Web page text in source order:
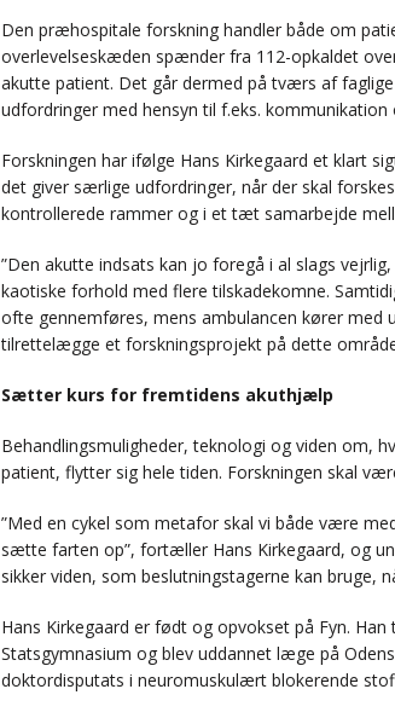
Den præhospitale forskning handler både om
overlevelseskæden spænder fra 112-opkaldet
akutte patient. Det går dermed på tværs af
udfordringer med hensyn til f.eks.
Forskningen har ifølge Hans Kirkegaard et klart
det giver særlige udfordringer, når der skal
kontrollerede rammer og i et tæt samarbejde
”Den akutte indsats kan jo foregå i al slags
kaotiske forhold med flere tilskadekomne.
ofte gennemføres, mens ambulancen kører med
tilrettelægge et forskningsprojekt på dette
Sætter kurs for fremtidens akuthjælp
Behandlingsmuligheder, teknologi og viden om,
patient, flytter sig hele tiden. Forskningen skal
”Med en cykel som metafor skal vi både være
sætte farten op”, fortæller Hans Kirkegaard, og
sikker viden, som beslutningstagerne kan bruge,
Hans Kirkegaard er født og opvokset på Fyn.
Statsgymnasium og blev uddannet læge på
doktordisputats i neuromuskulært blokerende